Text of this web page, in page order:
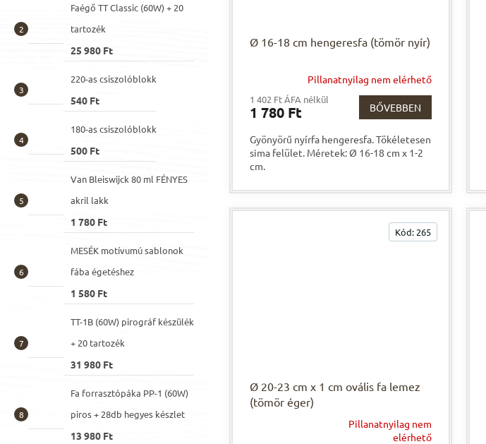
Faégő TT Classic (60W) + 20
tartozék
25 980 Ft
220-as csiszolóblokk
540 Ft
180-as csiszolóblokk
500 Ft
Van Bleiswijck 80 ml FÉNYES
akril lakk
1 780 Ft
MESÉK motívumú sablonok
fába égetéshez
1 580 Ft
TT-1B (60W) pirográf készülék
+ 20 tartozék
31 980 Ft
Fa forrasztópáka PP-1 (60W)
piros + 28db hegyes készlet
13 980 Ft
Ø 16-18 cm hengeresfa (tömör nyír)
Pillanatnyilag nem elérhető
1 402 Ft ÁFA nélkül
1 780 Ft BŐVEBBEN
Gyönyörű nyírfa hengeresfa. Tökéletesen
sima felület. Méretek: Ø 16-18 cm x 1-2
cm.
Ø 20-23 cm x 1 cm ovális fa lemez
(tömör éger)
Pillanatnyilag nem
elérhető
Kód: 265